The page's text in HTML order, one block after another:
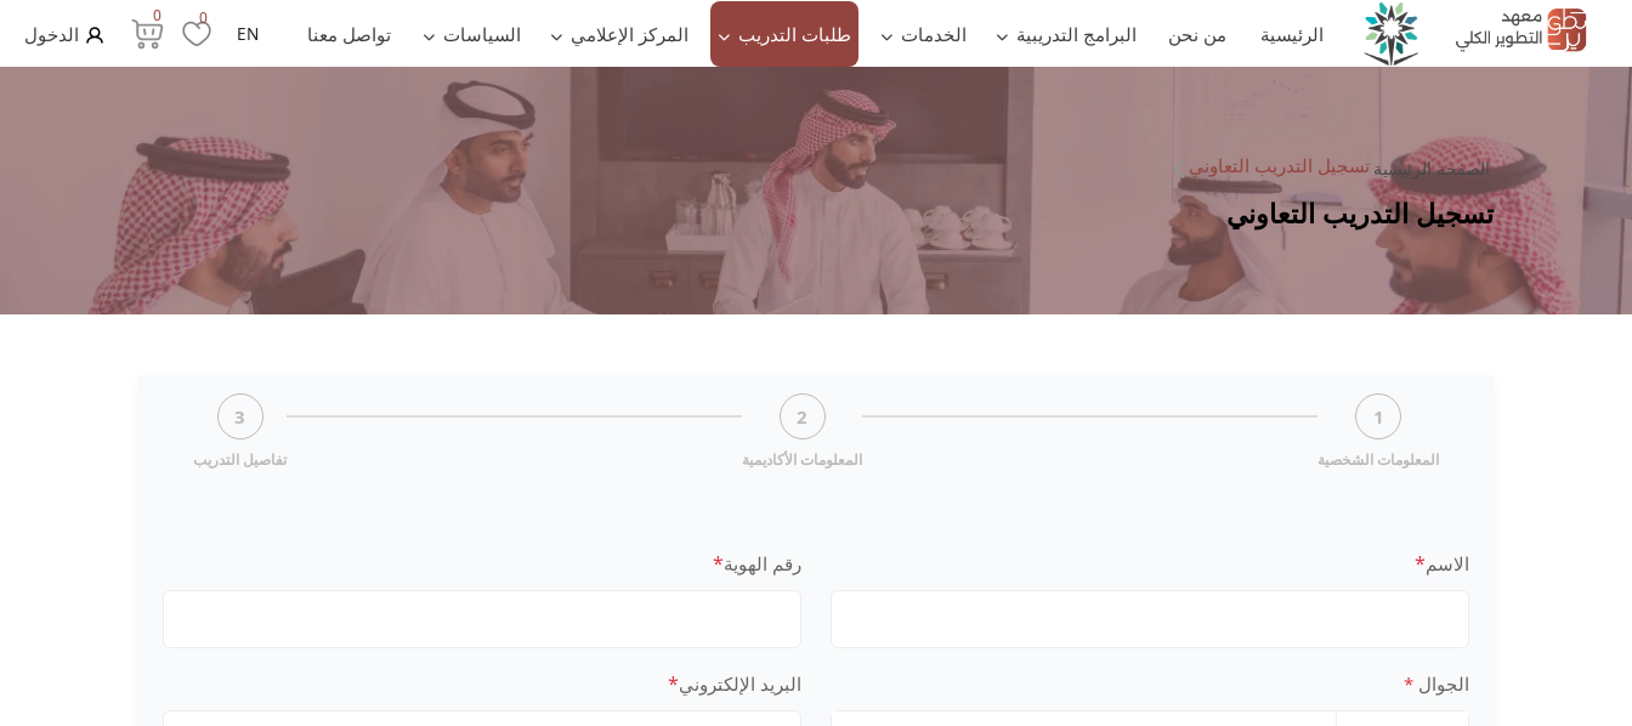
الرئيسية من نحن البرامج التدريبية الخدمات طلبات التدريب المركز الإعلامي السياسات تواصل معنا EN
0
0
الدخول
الصفحة الرئيسية تسجيل التدريب التعاوني
تسجيل التدريب التعاوني
1
المعلومات الشخصية
2
المعلومات الأكاديمية
3
تفاصيل التدريب
الاسم* رقم الهوية*
الجوال * البريد الإلكتروني*